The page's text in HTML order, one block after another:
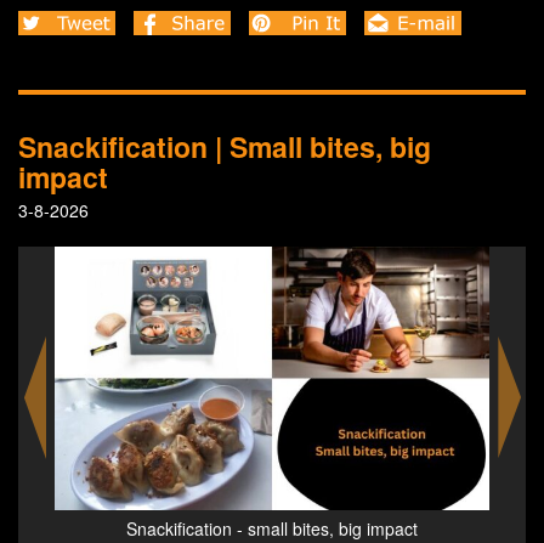
Snackification | Small bites, big
impact
3-8-2026
Snackification - small bites, big impact